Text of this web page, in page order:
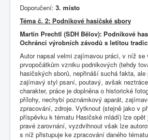
Doporučení: 3. místo
Téma č. 2: Podnikové hasičské sbory
Martin Prechtl (SDH Bělov): Podnikové
Ochránci výrobních závodů s letitou
Autor napsal velmi zajímavou práci, v níž se
prvopočátkům vzniku podnikových (tehdy
hasičských sborů, nepřináší suchá fakta, ale
zajímavý styl psaní, poutavý, avšak
charakter, práce je doplněna o historické
přílohy, nechybí poznámkový aparát,
zpracování, zdroje. Vytknout (stejně jako v
příspěvku k tématu Hasičské mládí) lze
pravé zarovnání, vyzdvihnout však lze
s níž přistupuje ke zpracování daného